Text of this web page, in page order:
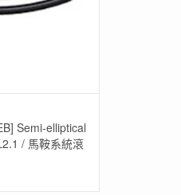
Semi-elliptical
/ 馬鞍系統滾